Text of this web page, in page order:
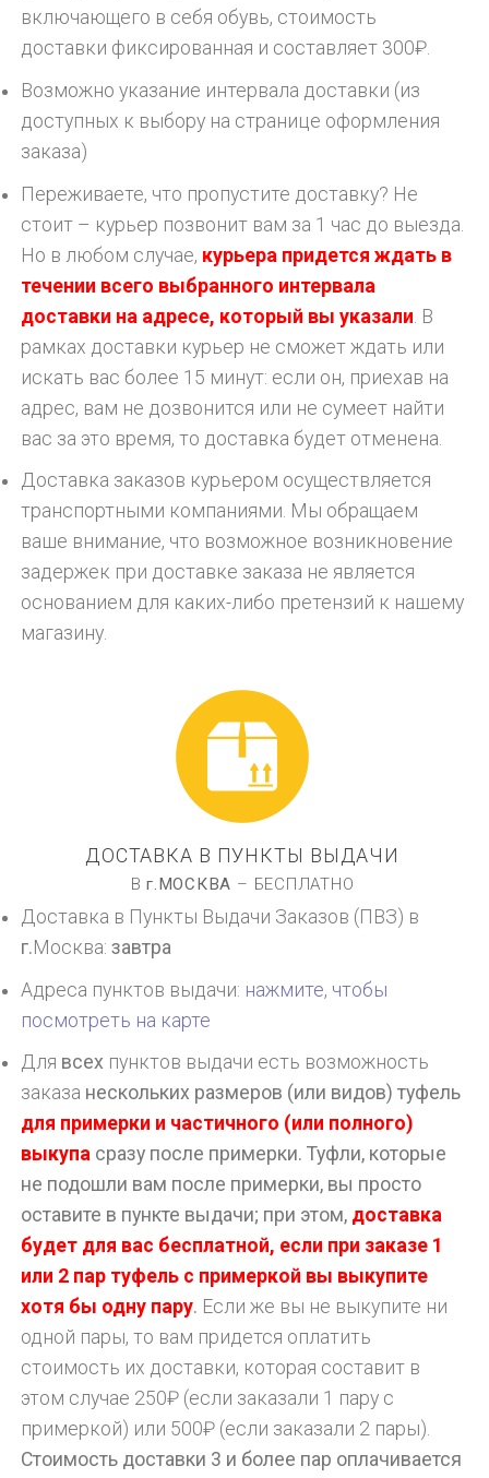
включающего в себя обувь, стоимость
доставки фиксированная и составляет 300₽.
Возможно указание интервала доставки (из
доступных к выбору на странице оформления
заказа)
Переживаете, что пропустите доставку? Не
стоит – курьер позвонит вам за 1 час до выезда.
Но в любом случае, курьера придется ждать в
течении всего выбранного интервала
доставки на адресе, который вы указали . В
рамках доставки курьер не сможет ждать или
искать вас более 15 минут: если он, приехав на
адрес, вам не дозвонится или не сумеет найти
вас за это время, то доставка будет отменена.
Доставка заказов курьером осуществляется
транспортными компаниями. Мы обращаем
ваше внимание, что возможное возникновение
задержек при доставке заказа не является
основанием для каких-либо претензий к нашему
магазину.
ДОСТАВКА В ПУНКТЫ ВЫДАЧИ
Вг. МОСКВА – БЕСПЛАТНО
Доставка в Пункты Выдачи Заказов (ПВЗ) в
г.Москва: завтра
Адреса пунктов выдачи: нажмите, чтобы
посмотреть на карте
Для всех пунктов выдачи есть возможность
заказа нескольких размеров (или видов) туфель
для примерки и частичного (или полного)
выкупа сразу после примерки. Туфли, которые
не подошли вам после примерки, вы просто
оставите в пункте выдачи; при этом, доставка
будет для вас бесплатной, если при заказе 1
или 2 пар туфель с примеркой вы выкупите
хотя бы одну пару. Если же вы не выкупите ни
одной пары, то вам придется оплатить
стоимость их доставки, которая составит в
этом случае 250₽ (если заказали 1 пару с
примеркой) или 500₽ (если заказали 2 пары).
Стоимость доставки 3 и более пар оплачивается